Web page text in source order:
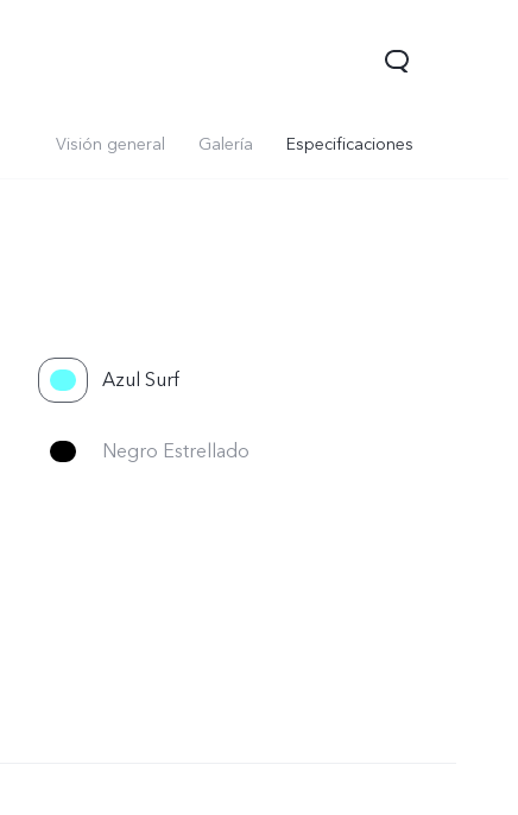
Visión general Galería Especificaciones
Azul Surf
Negro Estrellado